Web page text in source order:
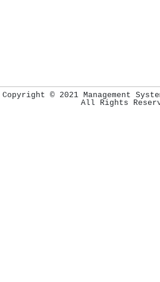
Copyright © 2021 Management
All Rights